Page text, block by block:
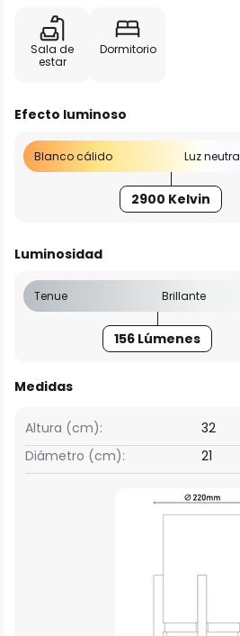
Sala de
estar
Dormitorio
Efecto luminoso
Blanco cálido Luz neutra
2900 Kelvin
Luminosidad
Tenue Brillante
156 Lúmenes
Medidas
Altura (cm):
32
Diámetro (cm):
21